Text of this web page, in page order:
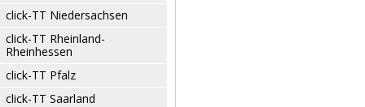
click-TT Niedersachsen
click-TT Rheinland-
Rheinhessen
click-TT Pfalz
click-TT Saarland